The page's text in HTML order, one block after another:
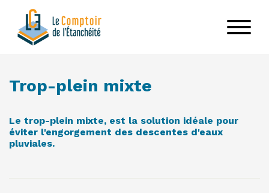
contenu
principal
Trop-plein mixte
Le trop-plein mixte, est la solution idéale pour
éviter l'engorgement des descentes d'eaux
pluviales.